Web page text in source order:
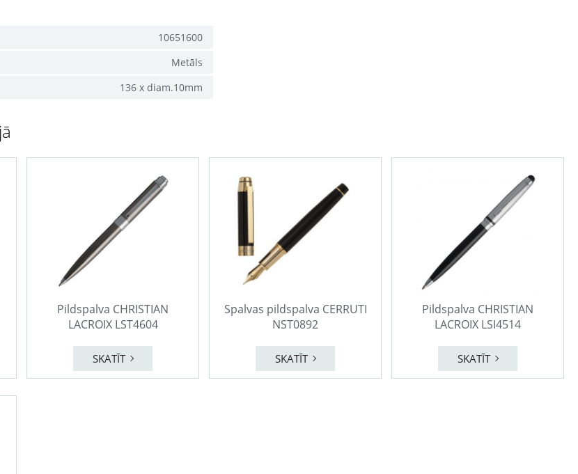
10651600
Metāls
136 x diam.10mm
Pildspalva CHRISTIAN
LACROIX LST4604
SKATĪT
Spalvas pildspalva CERRUTI
NST0892
SKATĪT
Pildspalva CHRISTIAN
LACROIX LSI4514
SKATĪT